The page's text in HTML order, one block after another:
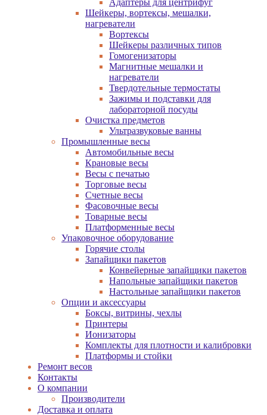
Адаптеры для центрифуг
Шейкеры, вортексы, мешалки,
нагреватели
Вортексы
Шейкеры различных типов
Гомогенизаторы
Магнитные мешалки и
нагреватели
Твердотельные термостаты
Зажимы и подставки для
лабораторной посуды
Очистка предметов
Ультразвуковые ванны
Промышленные весы
Автомобильные весы
Крановые весы
Весы с печатью
Торговые весы
Счетные весы
Фасовочные весы
Товарные весы
Платформенные весы
Упаковочное оборудование
Горячие столы
Запайщики пакетов
Конвейерные запайщики пакетов
Напольные запайщики пакетов
Настольные запайщики пакетов
Опции и аксессуары
Боксы, витрины, чехлы
Принтеры
Ионизаторы
Комплекты для плотности и калибровки
Платформы и стойки
Ремонт весов
Контакты
О компании
Производители
Доставка и оплата